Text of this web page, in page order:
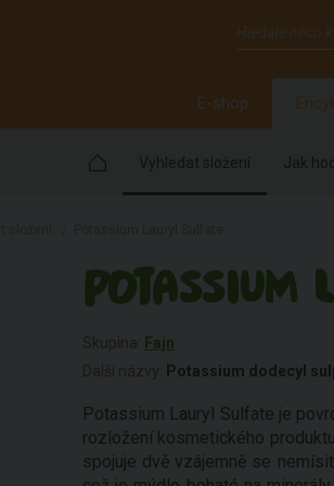
E-shop
Vyhledat složení Jak
POTASSIUM
Fajn
Potassium dodecyl
Potassium Lauryl Sulfate je
rozložení kosmetického
spojuje dvě vzájemně se